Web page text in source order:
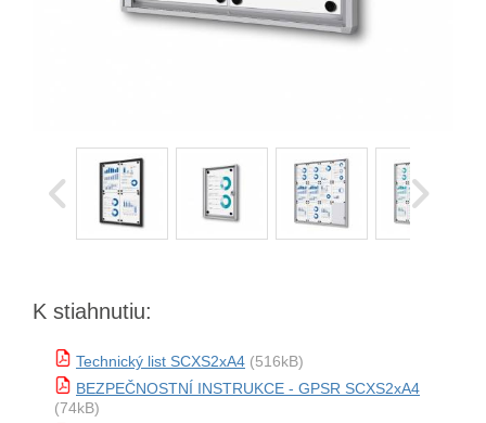
K stiahnutiu:
Technický list SCXS2xA4 (516kB)
BEZPEČNOSTNÍ INSTRUKCE - GPSR SCXS2xA4
(74kB)